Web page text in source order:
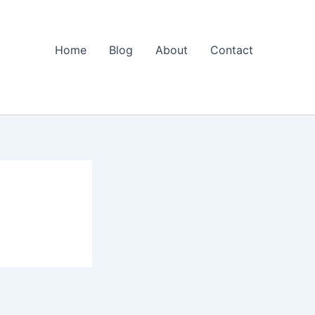
Home Blog About Contact